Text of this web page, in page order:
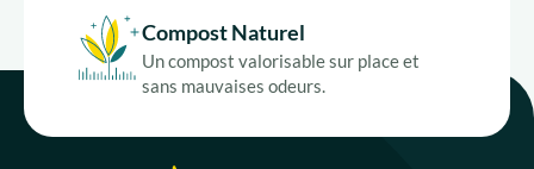
Compost Naturel
Un compost valorisable sur place et
sans mauvaises odeurs.